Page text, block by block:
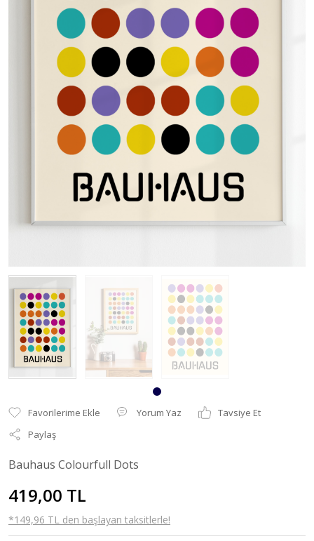
Yorum Yaz
Tavsiye Et
Paylaş
Bauhaus Colourfull Dots
419,00 TL
*149,96 TL den başlayan taksitlerle!